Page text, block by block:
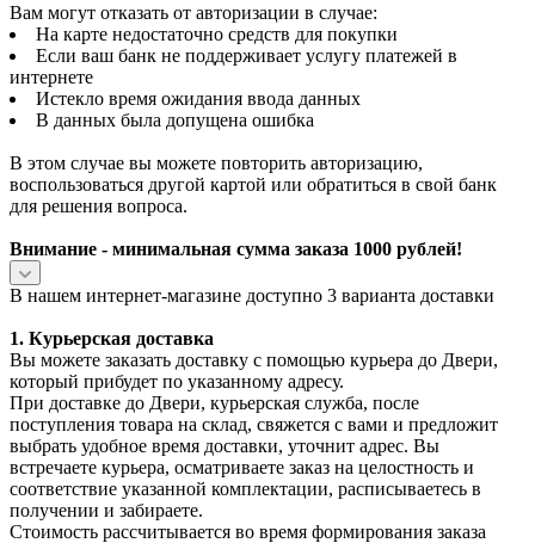
Вам могут отказать от авторизации в случае:
На карте недостаточно средств для покупки
Если ваш банк не поддерживает услугу платежей в
интернете
Истекло время ожидания ввода данных
В данных была допущена ошибка
В этом случае вы можете повторить авторизацию,
воспользоваться другой картой или обратиться в свой банк
для решения вопроса.
Внимание - минимальная сумма заказа 1000 рублей!
В нашем интернет-магазине доступно 3 варианта доставки
1. Курьерская доставка
Вы можете заказать доставку с помощью курьера до Двери,
который прибудет по указанному адресу.
При доставке до Двери, курьерская служба, после
поступления товара на склад, свяжется с вами и предложит
выбрать удобное время доставки, уточнит адрес. Вы
встречаете курьера, осматриваете заказ на целостность и
соответствие указанной комплектации, расписываетесь в
получении и забираете.
Стоимость рассчитывается во время формирования заказа